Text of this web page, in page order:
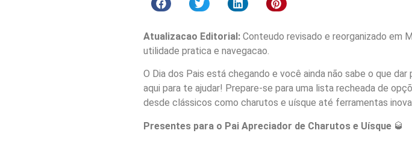
Atualizacao Editorial:Conteudo revisado e reorganizado em
utilidade pratica e navegacao.
O Dia dos Pais está chegando e você ainda não sabe o que dar
aqui para te ajudar! Prepare-se para uma lista recheada de
desde clássicos como charutos e uísque até ferramentas
Presentes para o Pai Apreciador de Charutos e Uísque🥃